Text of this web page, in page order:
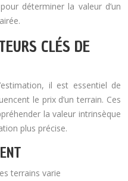
déterminer la valeur d’un
CLÉS DE
il est essentiel de
le prix d’un terrain. Ces
la valeur intrinsèque
plus précise.
terrains varie